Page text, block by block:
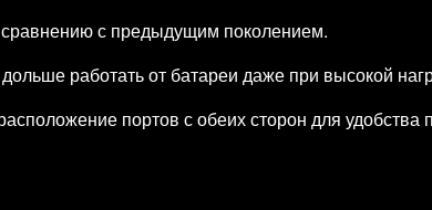
с предыдущим поколением.
работать от батареи даже при высокой
портов с обеих сторон для